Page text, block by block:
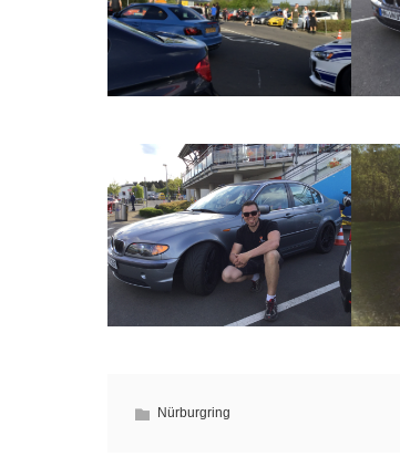
Nürburgring